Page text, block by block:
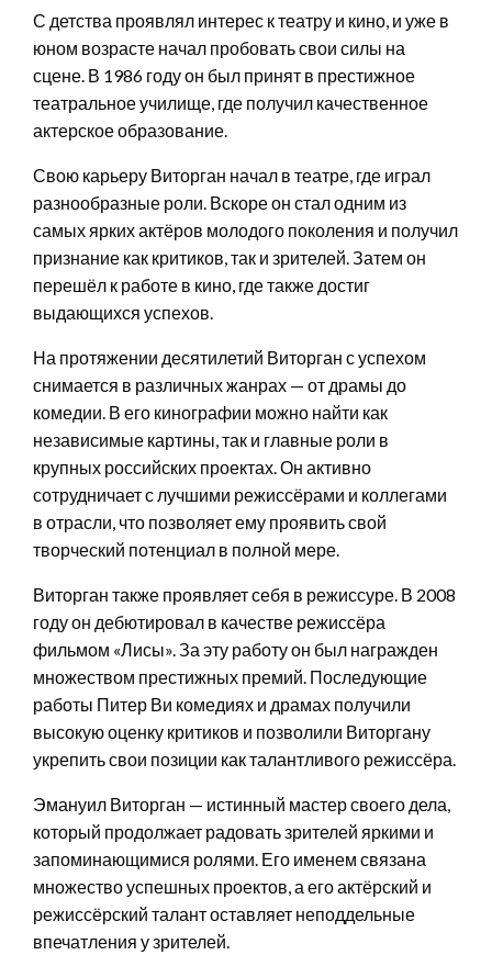
С детства проявлял интерес к театру и кино, и уже в
юном возрасте начал пробовать свои силы на
сцене. В 1986 году он был принят в престижное
театральное училище, где получил качественное
актерское образование.
Свою карьеру Виторган начал в театре, где играл
разнообразные роли. Вскоре он стал одним из
самых ярких актёров молодого поколения и получил
признание как критиков, так и зрителей. Затем он
перешёл к работе в кино, где также достиг
выдающихся успехов.
На протяжении десятилетий Виторган с успехом
снимается в различных жанрах — от драмы до
комедии. В его кинографии можно найти как
независимые картины, так и главные роли в
крупных российских проектах. Он активно
сотрудничает с лучшими режиссёрами и коллегами
в отрасли, что позволяет ему проявить свой
творческий потенциал в полной мере.
Виторган также проявляет себя в режиссуре. В 2008
году он дебютировал в качестве режиссёра
фильмом «Лисы». За эту работу он был награжден
множеством престижных премий. Последующие
работы Питер Ви комедиях и драмах получили
высокую оценку критиков и позволили Виторгану
укрепить свои позиции как талантливого режиссёра.
Эмануил Виторган — истинный мастер своего дела,
который продолжает радовать зрителей яркими и
запоминающимися ролями. Его именем связана
множество успешных проектов, а его актёрский и
режиссёрский талант оставляет неподдельные
впечатления у зрителей.